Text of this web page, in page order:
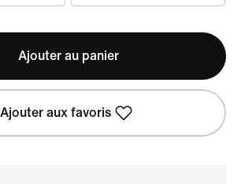
Ajouter au panier
Ajouter aux favoris